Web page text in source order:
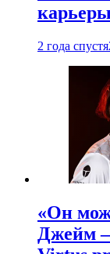
2 года спустя
«Он
Джейм